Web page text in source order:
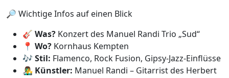
🔎 Wichtige Infos auf einen Blick
🎸 Was? Konzert des Manuel Randi Trio „Sud“
📍 Wo? Kornhaus Kempten
🎶 Stil: Flamenco, Rock Fusion, Gipsy-Jazz-Einflüsse
👨‍🎤 Künstler: Manuel Randi – Gitarrist des Herbert